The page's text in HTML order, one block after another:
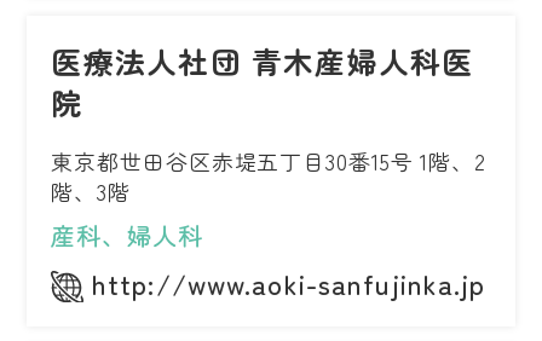
医療法人社団 青木産婦人科医
院
東京都世田谷区赤堤五丁目30番15号 1階、2
階、3階
産科、婦人科
http://www.aoki-sanfujinka.jp